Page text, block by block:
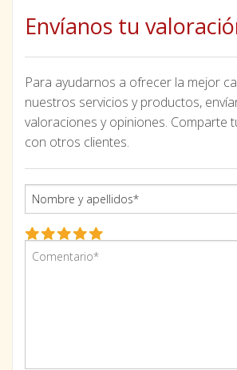
Envíanos tu
Para ayudarnos a ofrecer la mejor
nuestros servicios y productos,
valoraciones y opiniones. Comparte
con otros clientes.